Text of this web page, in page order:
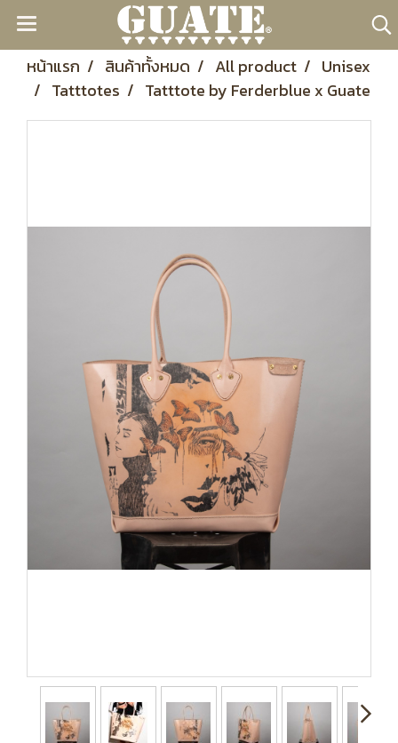
หน้าแรก สินค้าทั้งหมด All product
Unisex
Tatttotes
Tatttote by Ferderblue x Guate